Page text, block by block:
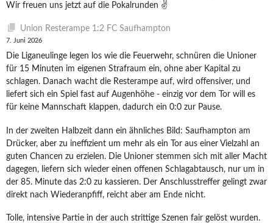
Wir freuen uns jetzt auf die Pokalrunden ✌️
Union Resterampe 1:2 FC Saufhampton
7. Juni 2026
Die Liganeulinge legen los wie die Feuerwehr, schnüren die Unioner
für 15 Minuten im eigenen Strafraum ein, ohne aber Kapital zu
schlagen. Danach wacht die Resterampe auf, wird offensiver, und
liefert sich ein Spiel fast auf Augenhöhe - einzig vor dem Tor will es
für keine Mannschaft klappen, dadurch ein 0:0 zur Pause.
In der zweiten Halbzeit dann ein ähnliches Bild: Saufhampton am
Drücker, aber zu ineffizient um mehr als ein Tor aus einer Vielzahl an
guten Chancen zu erzielen. Die Unioner stemmen sich mit aller Macht
dagegen, liefern sich wieder einen offenen Schlagabtausch, nur um in
der 85. Minute das 2:0 zu kassieren. Der Anschlusstreffer gelingt zwar
direkt nach Wiederanpfiff, reicht aber am Ende nicht.
Tolle, intensive Partie in der auch strittige Szenen fair gelöst wurden.